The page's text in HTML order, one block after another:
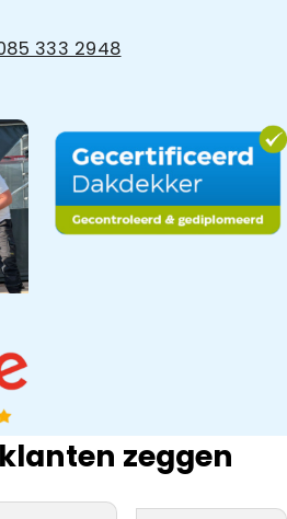
333 2948
zeggen
gewerkt.
inspectie,